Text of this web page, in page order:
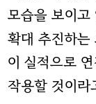
모습을 보이고
확대 추진하는
이 실적으로
작용할 것이라